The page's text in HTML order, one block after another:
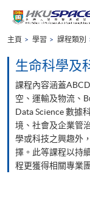
content
Main
start
主頁 學習 課程類別
生命科學及
課程內容涵蓋
空、運輸及物流、
Data Science 數據
境、社會及企業管
學或科技之興趣外
擇。此等課程以持
程更獲得相關專業